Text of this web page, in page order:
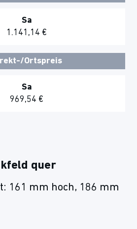
Sa
1.141,14 €
Ortspreis
Sa
969,54 €
quer
161 mm hoch, 186 mm